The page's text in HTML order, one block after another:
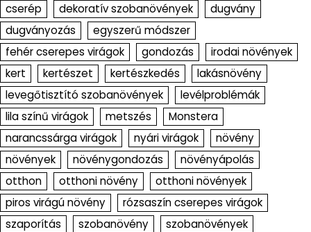
cserép dekoratív szobanövények
dugvány
dugványozás
egyszerű módszer
fehér cserepes virágok
gondozás
irodai növények
kert
kertészet kertészkedés
lakásnövény
levegőtisztító szobanövények
levélproblémák
lila színű virágok
metszés
Monstera
narancssárga virágok
nyári virágok
növény
növények
növénygondozás
növényápolás
otthon
otthoni növény
otthoni növények
piros virágú növény
rózsaszín cserepes virágok
szaporítás
szobanövény
szobanövények